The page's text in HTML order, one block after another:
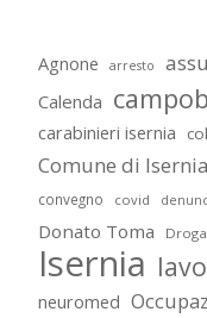
Agnone arresto
Calenda
carabinieri isernia
Comune di Isernia
convegno covid
Donato Toma Droga
Isernia
neuromed